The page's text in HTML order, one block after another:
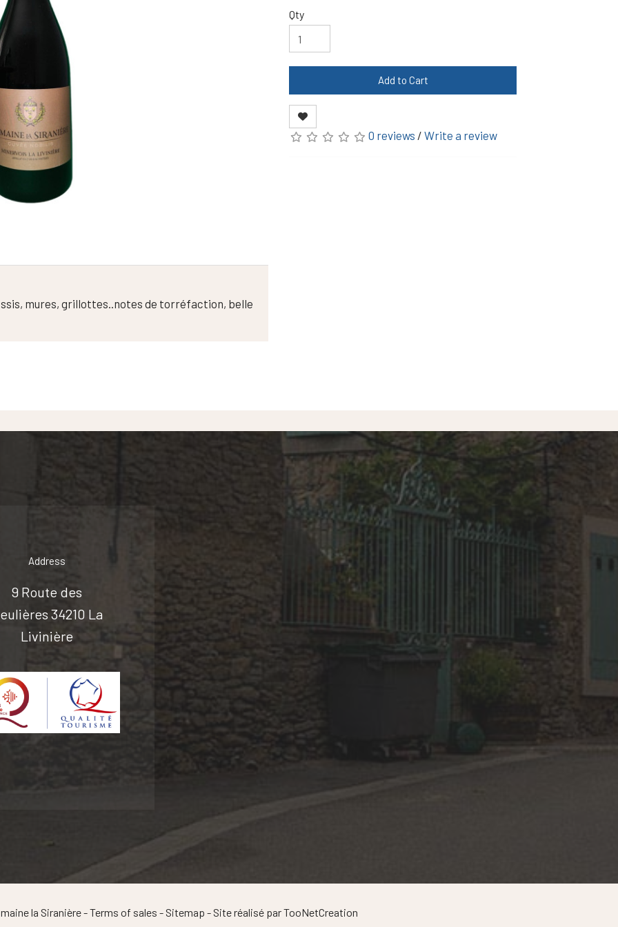
mures, grillottes..notes de torréfaction, belle
Qty
Add to Cart
0 reviews / Write a review
Address
9 Route des
34210 La
Livinière
la Siranière -Terms of sales - Sitemap - Site réalisé parTooNetCreation